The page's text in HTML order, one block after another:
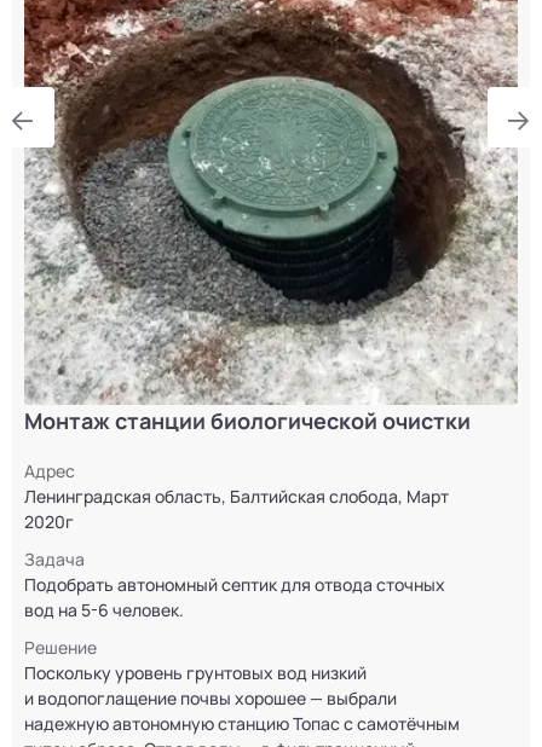
Монтаж станции биологической очистки
Адрес
Ленинградская область, Балтийская слобода, Март
2020г
Задача
Подобрать автономный септик для отвода сточных
вод на 5-6 человек.
Решение
Поскольку уровень грунтовых вод низкий
и водопоглащение почвы хорошее — выбрали
надежную автономную станцию Топас с самотёчным